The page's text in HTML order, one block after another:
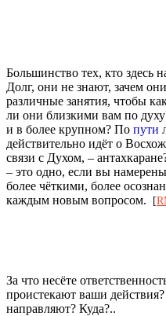
Большинство тех, кто здесь
Долг, они не знают, зачем
различные занятия, чтобы
ли они близкими вам по
и в более крупном? По пути
действительно идёт о
связи с Духом, –
– это одно, если вы
более чёткими, более
каждым новым вопросом.
[
За что несёте
проистекают ваши
направляют? Куда?..